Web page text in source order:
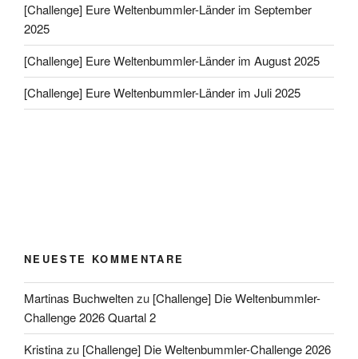
[Challenge] Eure Weltenbummler-Länder im September
2025
[Challenge] Eure Weltenbummler-Länder im August 2025
[Challenge] Eure Weltenbummler-Länder im Juli 2025
NEUESTE KOMMENTARE
Martinas Buchweltenzu [Challenge] Die Weltenbummler-
Challenge 2026 Quartal 2
Kristinazu [Challenge] Die Weltenbummler-Challenge 2026